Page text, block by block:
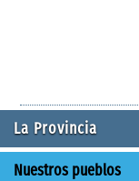
La Provincia
Nuestros pueblos